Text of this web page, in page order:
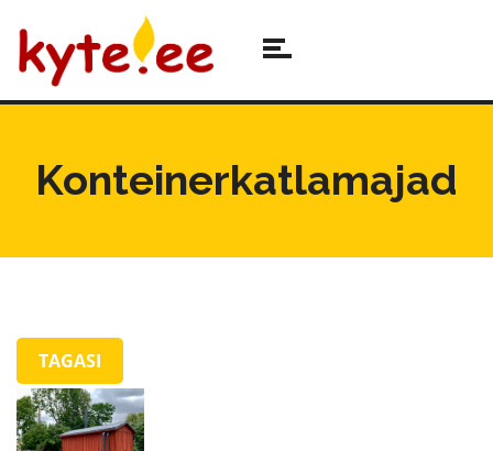
Konteinerkatlamajad
TAGASI